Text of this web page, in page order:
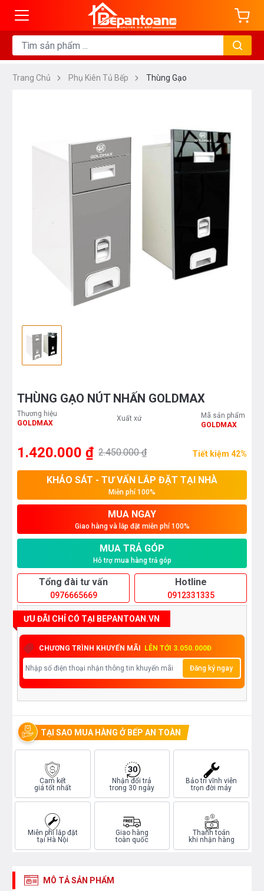
Trang Chủ Phụ Kiên Tủ Bếp Thùng Gạo
THÙNG GẠO NÚT NHẤN GOLDMAX
Thương hiệu
GOLDMAX
Xuất xứ
Mã sản phẩm
GOLDMAX
1.420.000 ₫ 2.450.000 ₫ Tiết kiệm 42%
KHẢO SÁT - TƯ VẤN LẮP ĐẶT TẠI NHÀ
Miễn phí 100%
MUA NGAY
Giao hàng và lắp đặt miễn phí 100%
MUA TRẢ GÓP
Hỗ trợ mua hàng trả góp
Tổng đài tư vấn
0976665669
Hotline
0912331335
ƯU ĐÃI CHỈ CÓ TẠI BEPANTOAN.VN
CHƯƠNG TRÌNH KHUYẾN MÃI LÊN TỚI 3.050.000Đ
Đăng ký ngay
TẠI SAO MUA HÀNG Ở BẾP AN TOÀN
Cam kết
giá tốt nhất
Nhận đổi trả
trong 30 ngày
Bảo trì vĩnh viễn
trọn đời máy
Miễn phí lắp đặt
tại Hà Nội
Giao hàng
toàn quốc
Thanh toán
khi nhận hàng
MÔ TẢ SẢN PHẨM